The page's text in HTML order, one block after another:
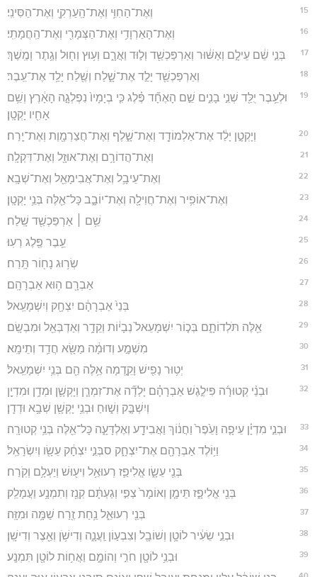
15 וְאֶת־הַחִוִּ֥י וְאֶת־הַֽעַרְקִ֖י וְאֶת־הַסִּינִֽי׃
16 וְאֶת־הָאַרְוָדִ֥י וְאֶת־הַצְּמָרִ֖י וְאֶת־הַֽחֲמָתִֽי׃
17 בְּנֵ֣י שֵׁ֔ם עֵילָ֣ם וְאַשּׁ֔וּר וְאַרְפַּכְשַׁ֖ד וְל֣וּד וַאֲרָ֑ם וְע֥וּץ וְח֖וּל וְגֶ֥תֶר וָמֶֽשֶׁךְ׃
18 וְאַרְפַּכְשַׁ֖ד יָלַ֣ד אֶת־שָׁ֑לַח וְשֶׁ֖לַח יָלַ֥ד אֶת־עֵֽבֶר׃
19
וּלְעֵ֥בֶר יֻלַּ֖ד שְׁנֵ֣י בָנִ֑ים שֵׁ֣ם הָאֶחָ֞ד פֶּ֗לֶג כִּ֤י בְיָמָיו֙ נִפְלְגָ֣ה הָאָ֔רֶץ וְשֵׁ֥ם
אָחִ֖יו יָקְטָֽן׃
20 וְיָקְטָ֣ן יָלַ֔ד אֶת־אַלְמוֹדָ֖ד וְאֶת־שָׁ֑לֶף וְאֶת־חֲצַרְמָ֖וֶת וְאֶת־יָֽרַח׃
21 וְאֶת־הֲדוֹרָ֥ם וְאֶת־אוּזָ֖ל וְאֶת־דִּקְלָֽה׃
22 וְאֶת־עֵיבָ֥ל וְאֶת־אֲבִימָאֵ֖ל וְאֶת־שְׁבָֽא׃
23 וְאֶת־אוֹפִ֥יר וְאֶת־חֲוִילָ֖ה וְאֶת־יוֹבָ֑ב כָּל־אֵ֖לֶּה בְּנֵ֥י יָקְטָֽן׃
24 שֵׁ֥ם ׀ אַרְפַּכְשַׁ֖ד שָֽׁלַח׃
25 עֵ֥בֶר פֶּ֖לֶג רְעֽוּ׃
26 שְׂר֥וּג נָח֖וֹר תָּֽרַח׃
27 אַבְרָ֖ם ה֥וּא אַבְרָהָֽם׃
28 בְּנֵי֙ אַבְרָהָ֔ם יִצְחָ֖ק וְיִשְׁמָעֵֽאל׃
29 אֵ֖לֶּה תֹּלְדוֹתָ֑ם בְּכ֤וֹר יִשְׁמָעֵאל֙ נְבָי֔וֹת וְקֵדָ֥ר וְאַדְבְּאֵ֖ל וּמִבְשָֽׂם׃
30 מִשְׁמָ֣ע וְדוּמָ֔ה מַשָּׂ֖א חֲדַ֥ד וְתֵימָֽא׃
31 יְט֥וּר נָפִ֖ישׁ וָקֵ֑דְמָה אֵ֥לֶּה הֵ֖ם בְּנֵ֥י יִשְׁמָעֵֽאל׃
32
וּבְנֵ֨י קְטוּרָ֜ה פִּילֶ֣גֶשׁ אַבְרָהָ֗ם יָלְדָ֞ה אֶת־זִמְרָ֧ן וְיָקְשָׁ֛ן וּמְדָ֥ן וּמִדְיָ֖ן
וְיִשְׁבָּ֣ק וְשׁ֑וּחַ וּבְנֵ֥י יָקְשָׁ֖ן שְׁבָ֥א וּדְדָֽן׃
33 וּבְנֵ֣י מִדְיָ֗ן עֵיפָ֤ה וָעֵ֙פֶר֙ וַחֲנ֔וֹךְ וַאֲבִידָ֖ע וְאֶלְדָּעָ֑ה כָּל־אֵ֖לֶּה בְּנֵ֥י קְטוּרָֽה׃
34 וַיּ֥וֹלֶד אַבְרָהָ֖ם אֶת־יִצְחָ֑ק סבְּנֵ֣י יִצְחָ֔ק עֵשָׂ֖ו וְיִשְׂרָאֵֽל׃
35 בְּנֵ֖י עֵשָׂ֑ו אֱלִיפַ֛ז רְעוּאֵ֥ל וִיע֖וּשׁ וְיַעְלָ֥ם וְקֹֽרַח׃
36 בְּנֵ֖י אֱלִיפָ֑ז תֵּימָ֤ן וְאוֹמָר֙ צְפִ֣י וְגַעְתָּ֔ם קְנַ֖ז וְתִמְנָ֥ע וַעֲמָלֵֽק׃
37 בְּנֵ֖י רְעוּאֵ֑ל נַ֥חַת זֶ֖רַח שַׁמָּ֥ה וּמִזָּֽה׃
38 וּבְנֵ֣י שֵׂעִ֔יר לוֹטָ֥ן וְשׁוֹבָ֖ל וְצִבְע֣וֹן וַֽעֲנָ֑ה וְדִישֹׁ֥ן וְאֵ֖צֶר וְדִישָֽׁן׃
39 וּבְנֵ֥י לוֹטָ֖ן חֹרִ֣י וְהוֹמָ֑ם וַאֲח֥וֹת לוֹטָ֖ן תִּמְנָֽע׃
40